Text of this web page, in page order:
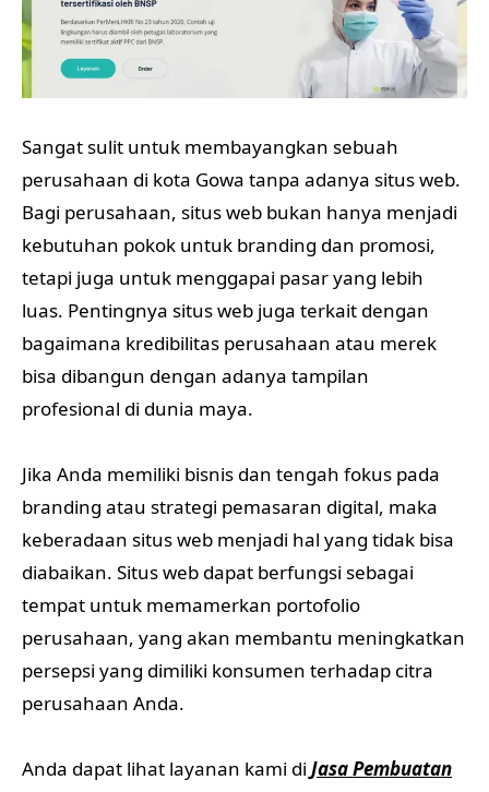
Sangat sulit untuk membayangkan sebuah
perusahaan di kota Gowa tanpa adanya situs web.
Bagi perusahaan, situs web bukan hanya menjadi
kebutuhan pokok untuk branding dan promosi,
tetapi juga untuk menggapai pasar yang lebih
luas. Pentingnya situs web juga terkait dengan
bagaimana kredibilitas perusahaan atau merek
bisa dibangun dengan adanya tampilan
profesional di dunia maya.
Jika Anda memiliki bisnis dan tengah fokus pada
branding atau strategi pemasaran digital, maka
keberadaan situs web menjadi hal yang tidak bisa
diabaikan. Situs web dapat berfungsi sebagai
tempat untuk memamerkan portofolio
perusahaan, yang akan membantu meningkatkan
persepsi yang dimiliki konsumen terhadap citra
perusahaan Anda.
Anda dapat lihat layanan kami di Jasa Pembuatan